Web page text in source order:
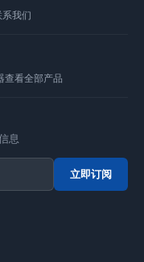
系我们
查看全部产品
息
立即订阅